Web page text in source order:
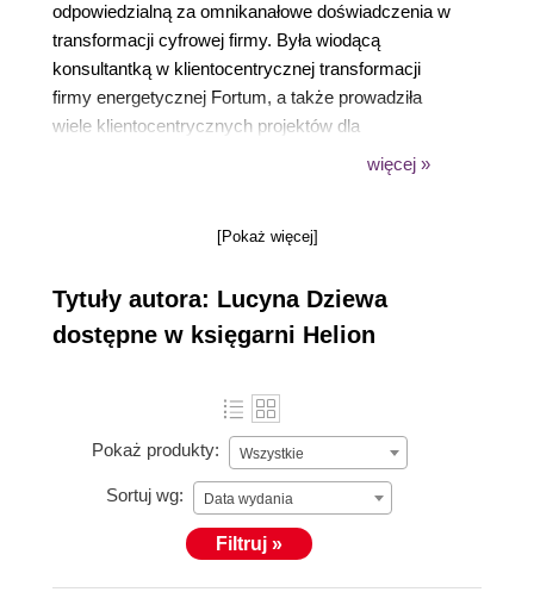
odpowiedzialną za omnikanałowe doświadczenia w
transformacji cyfrowej firmy. Była wiodącą
konsultantką w klientocentrycznej transformacji
firmy energetycznej Fortum, a także prowadziła
wiele klientocentrycznych projektów dla
największych firm w Polsce. Z pasją zajmuje się
pracy po to, by śledzić potrzeby konsumentów i je
Uwielbia sięgać po nową wiedzę, poznawać
wszystko, co niestandardowe, biegać i podróżować
w najdalsze krańce świata.
więcej »
[Pokaż więcej]
Tytuły autora: Lucyna Dziewa
dostępne w księgarni Helion
Pokaż produkty: Wszystkie
Sortuj wg: Data wydania
Filtruj »